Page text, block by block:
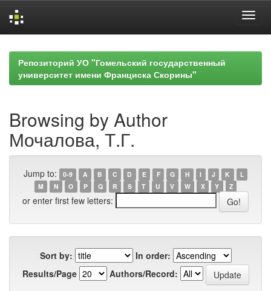
navigationРепозиторий УО "Гомельский государственный
университет имени Франциска Скорины"
Browsing by Author
Мочалова, Т.Г.
Jump to: 0-9 A B C D E F G H I J K
L
M
N O P Q R S T U V W X Y Z
or enter first few letters:
Sort by:
In order:
Results/Page
Authors/Record: